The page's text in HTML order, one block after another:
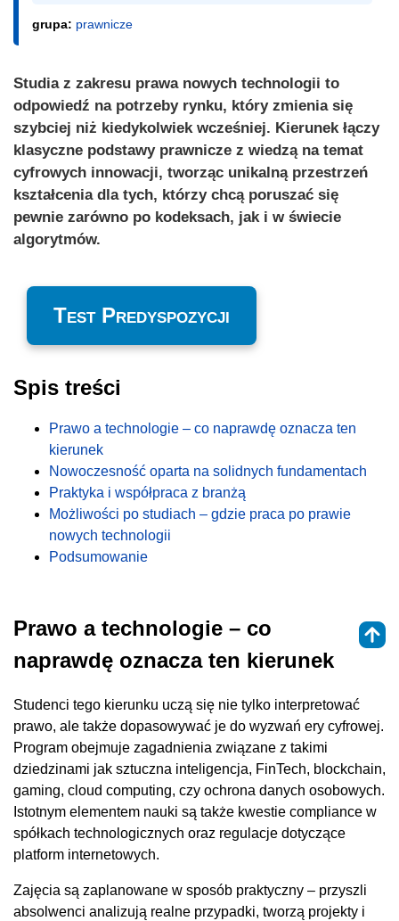
grupa: prawnicze
Studia z zakresu prawa nowych technologii to
odpowiedź na potrzeby rynku, który zmienia się
szybciej niż kiedykolwiek wcześniej. Kierunek łączy
klasyczne podstawy prawnicze z wiedzą na temat
cyfrowych innowacji, tworząc unikalną przestrzeń
kształcenia dla tych, którzy chcą poruszać się
pewnie zarówno po kodeksach, jak i w świecie
algorytmów.
Test Predyspozycji
Spis treści
Prawo a technologie – co naprawdę oznacza ten
kierunek
Nowoczesność oparta na solidnych fundamentach
Praktyka i współpraca z branżą
Możliwości po studiach – gdzie praca po prawie
nowych technologii
Podsumowanie
Prawo a technologie – co
naprawdę oznacza ten kierunek
Studenci tego kierunku uczą się nie tylko interpretować
prawo, ale także dopasowywać je do wyzwań ery cyfrowej.
Program obejmuje zagadnienia związane z takimi
dziedzinami jak sztuczna inteligencja, FinTech, blockchain,
gaming, cloud computing, czy ochrona danych osobowych.
Istotnym elementem nauki są także kwestie compliance w
spółkach technologicznych oraz regulacje dotyczące
platform internetowych.
Zajęcia są zaplanowane w sposób praktyczny – przyszli
absolwenci analizują realne przypadki, tworzą projekty i